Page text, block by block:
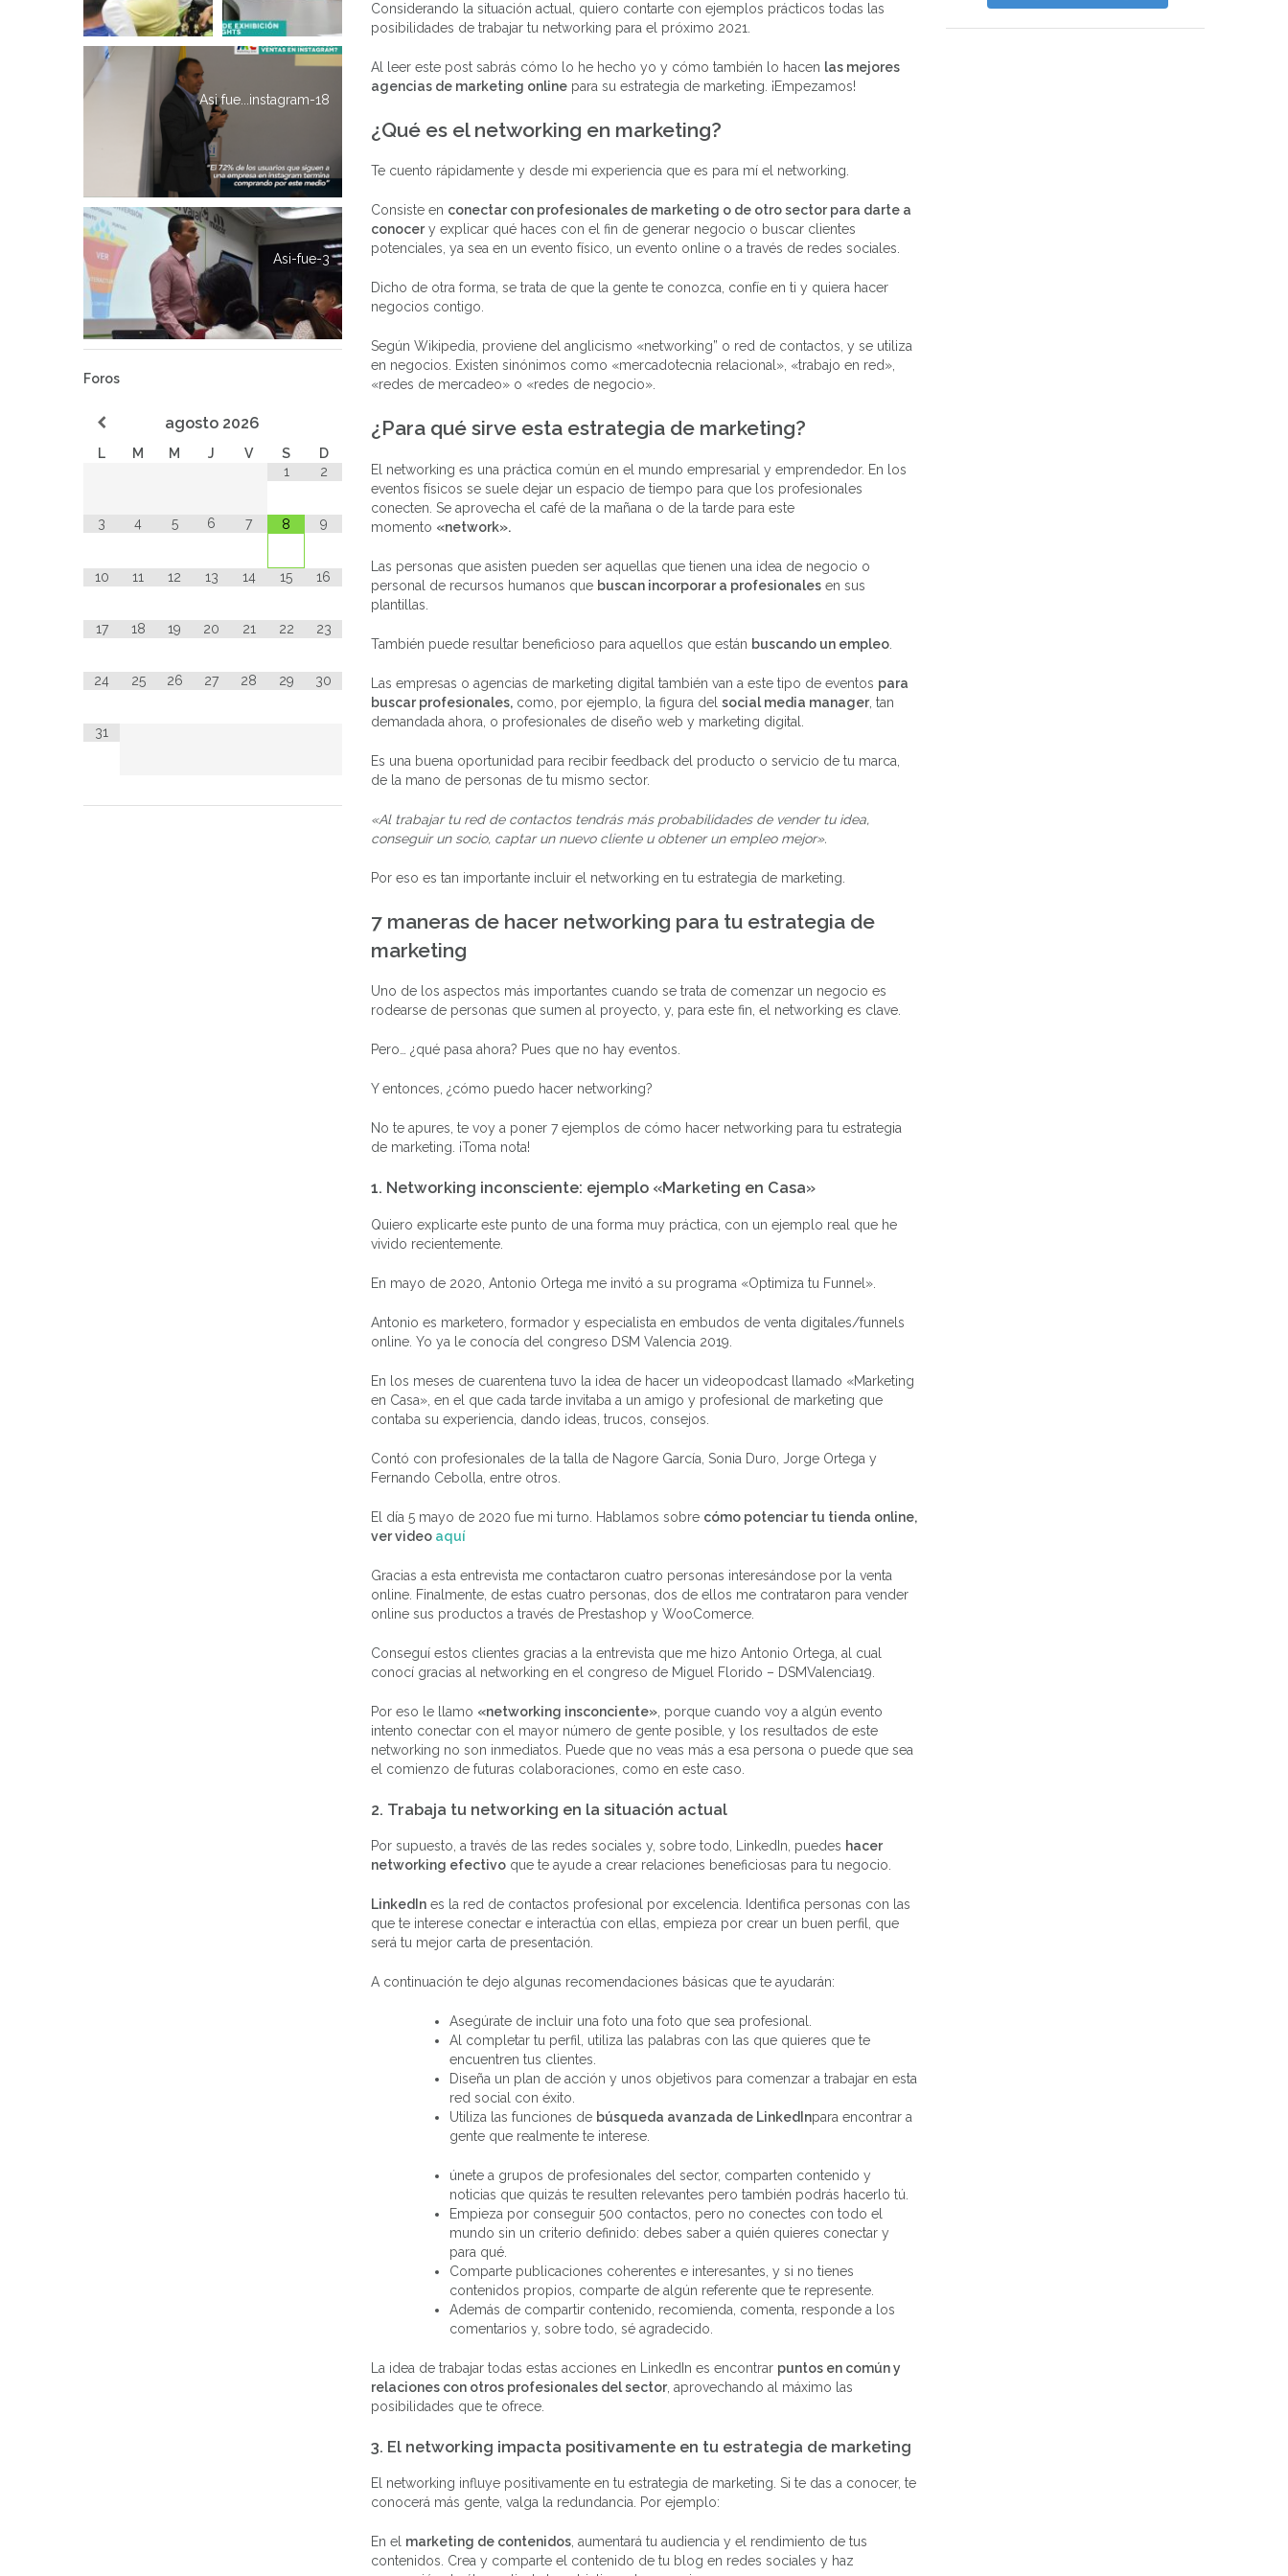
Asi fue...instagram-18
Asi-fue-3
Foros
agosto 2026
L M M J V S
D
1
2
3 4 5 6 7 8 9
10 11 12 13 14 15 16
17 18 19 20 21 22 23
24 25 26 27 28 29 30
31
Considerando la situación actual, quiero contarte con ejemplos prácticos todas las
posibilidades de trabajar tu networking para el próximo 2021.
Al leer este post sabrás cómo lo he hecho yo y cómo también lo hacen las mejores
agencias de marketing online para su estrategia de marketing. ¡Empezamos!
¿Qué es el networking en marketing?
Te cuento rápidamente y desde mi experiencia que es para mí el networking.
Consiste en conectar con profesionales de marketing o de otro sector para darte a
conocery explicar qué haces con el fin de generar negocio o buscar clientes
potenciales, ya sea en un evento físico, un evento online o a través de redes sociales.
Dicho de otra forma, se trata de que la gente te conozca, confíe en ti y quiera hacer
negocios contigo.
Según Wikipedia, proviene del anglicismo «networking” o red de contactos, y se utiliza
en negocios. Existen sinónimos como «mercadotecnia relacional», «trabajo en red»,
«redes de mercadeo» o «redes de negocio».
¿Para qué sirve esta estrategia de marketing?
El networking es una práctica común en el mundo empresarial y emprendedor. En los
eventos físicos se suele dejar un espacio de tiempo para que los profesionales
conecten. Se aprovecha el café de la mañana o de la tarde para este
momento «network».
Las personas que asisten pueden ser aquellas que tienen una idea de negocio o
personal de recursos humanos que buscan incorporar a profesionales en sus
plantillas.
También puede resultar beneficioso para aquellos que están buscando un empleo
Las empresas o agencias de marketing digital también van a este tipo de eventos para
buscar profesionales, como, por ejemplo, la figura del social media manager, tan
demandada ahora, o profesionales de diseño web y marketing digital.
Es una buena oportunidad para recibir feedback del producto o servicio de tu marca,
de la mano de personas de tu mismo sector.
«Al trabajar tu red de contactos tendrás más probabilidades de vender tu idea,
conseguir un socio, captar un nuevo cliente u obtener un empleo mejor».
Por eso es tan importante incluir el networking en tu estrategia de marketing.
7 maneras de hacer networking para tu estrategia de
marketing
Uno de los aspectos más importantes cuando se trata de comenzar un negocio es
rodearse de personas que sumen al proyecto, y, para este fin, el networking es clave.
Pero… ¿qué pasa ahora? Pues que no hay eventos.
Y entonces, ¿cómo puedo hacer networking?
No te apures, te voy a poner 7 ejemplos de cómo hacer networking para tu estrategia
de marketing. ¡Toma nota!
1. Networking inconsciente: ejemplo «Marketing en Casa»
Quiero explicarte este punto de una forma muy práctica, con un ejemplo real que he
vivido recientemente.
En mayo de 2020, Antonio Ortega me invitó a su programa «Optimiza tu Funnel».
Antonio es marketero, formador y especialista en embudos de venta digitales/funnels
online. Yo ya le conocía del congreso DSM Valencia 2019.
En los meses de cuarentena tuvo la idea de hacer un videopodcast llamado «Marketing
en Casa», en el que cada tarde invitaba a un amigo y profesional de marketing que
contaba su experiencia, dando ideas, trucos, consejos.
Contó con profesionales de la talla de Nagore García, Sonia Duro, Jorge Ortega y
Fernando Cebolla, entre otros.
El día 5 mayo de 2020 fue mi turno. Hablamos sobre cómo potenciar tu tienda online,
ver video aquí
Gracias a esta entrevista me contactaron cuatro personas interesándose por la venta
online. Finalmente, de estas cuatro personas, dos de ellos me contrataron para vender
online sus productos a través de Prestashop y WooComerce.
Conseguí estos clientes gracias a la entrevista que me hizo Antonio Ortega, al cual
conocí gracias al networking en el congreso de Miguel Florido – DSMValencia19.
Por eso le llamo «networking insconciente» , porque cuando voy a algún evento
intento conectar con el mayor número de gente posible, y los resultados de este
networking no son inmediatos. Puede que no veas más a esa persona o puede que sea
el comienzo de futuras colaboraciones, como en este caso.
2. Trabaja tu networking en la situación actual
Por supuesto, a través de las redes sociales y, sobre todo, LinkedIn, puedes hacer
networking efectivo que te ayude a crear relaciones beneficiosas para tu negocio.
LinkedIn es la red de contactos profesional por excelencia. Identifica personas con las
que te interese conectar e interactúa con ellas, empieza por crear un buen perfil, que
será tu mejor carta de presentación.
A continuación te dejo algunas recomendaciones básicas que te ayudarán:
Asegúrate de incluir una foto una foto que sea profesional.
Al completar tu perfil, utiliza las palabras con las que quieres que te
encuentren tus clientes.
Diseña un plan de acción y unos objetivos para comenzar a trabajar en esta
red social con éxito.
Utiliza las funciones de búsqueda avanzada de LinkedInpara encontrar a
gente que realmente te interese.
únete a grupos de profesionales del sector, comparten contenido y
noticias que quizás te resulten relevantes pero también podrás hacerlo tú.
Empieza por conseguir 500 contactos, pero no conectes con todo el
mundo sin un criterio definido: debes saber a quién quieres conectar y
para qué.
Comparte publicaciones coherentes e interesantes, y si no tienes
contenidos propios, comparte de algún referente que te represente.
Además de compartir contenido, recomienda, comenta, responde a los
comentarios y, sobre todo, sé agradecido.
La idea de trabajar todas estas acciones en LinkedIn es encontrar puntos en común y
relaciones con otros profesionales del sector, aprovechando al máximo las
posibilidades que te ofrece.
3. El networking impacta positivamente en tu estrategia de marketing
El networking influye positivamente en tu estrategia de marketing. Si te das a conocer, te
conocerá más gente, valga la redundancia. Por ejemplo:
En el marketing de contenidos, aumentará tu audiencia y el rendimiento de tus
contenidos. Crea y comparte el contenido de tu blog en redes sociales y haz